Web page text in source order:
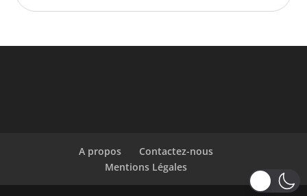
A propos
Contactez-nous
Mentions Légales